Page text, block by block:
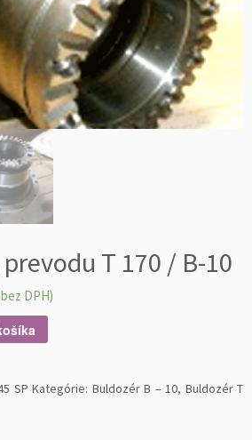
T 170 / B-10
bez DPH)
SP Kategórie: Buldozér B – 10, Buldozér T